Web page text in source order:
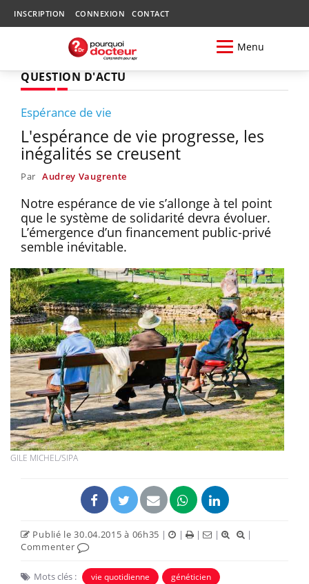
INSCRIPTION CONNEXION CONTACT
Menu
QUESTION D'ACTU
Espérance de vie
L'espérance de vie progresse, les
inégalités se creusent
Par Audrey Vaugrente
Notre espérance de vie s’allonge à tel point
que le système de solidarité devra évoluer.
L’émergence d’un financement public-privé
semble inévitable.
GILE MICHEL/SIPA
Publié le 30.04.2015 à 06h35 | | | |
|
Commenter
Mots clés : vie quotidienne généticien